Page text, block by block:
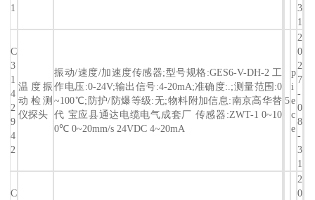
1
3
1
C
3
1
4
2
9
4
2
温度振
动检测
仪探头
振动/速度/加速度传感器;型号规格:GES6-V-DH-2 工
作电压:0-24V;输出信号:4-20mA;准确度:.;测量范围:0
~100℃;防护/防爆等级:无;物料附加信息:南京高华替
代 宝应县通达电缆电气成套厂 传感器:ZWT-1 0~10
0℃ 0~20mm/s 24VDC 4~20mA
5
p
i
e
c
e
2
0
2
7
-
0
8
-
3
1
C
2
0